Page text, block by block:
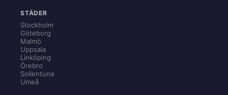
STÄDER
Stockholm
Göteborg
Malmö
Uppsala
Linköping
Örebro
Sollentuna
Umeå